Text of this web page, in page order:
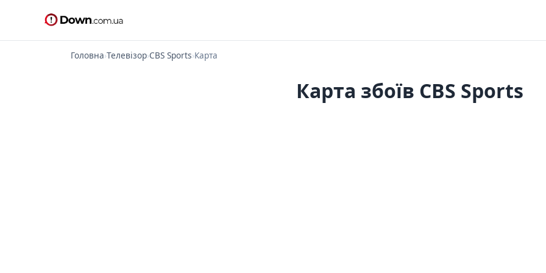
Головна›Телевізор›CBS Sports›Карта
Карта збоїв CBS Sports